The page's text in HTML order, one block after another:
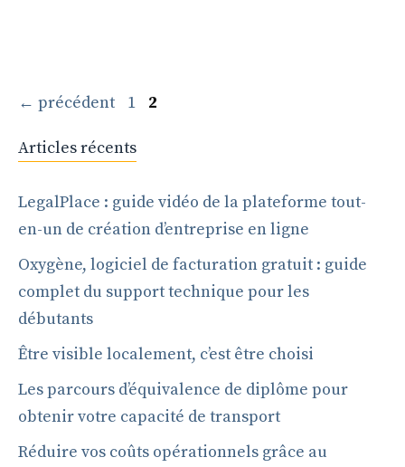
← précédent Page
1 Page
2
Articles récents
LegalPlace : guide vidéo de la plateforme tout-
en-un de création d’entreprise en ligne
Oxygène, logiciel de facturation gratuit : guide
complet du support technique pour les
débutants
Être visible localement, c’est être choisi
Les parcours d’équivalence de diplôme pour
obtenir votre capacité de transport
Réduire vos coûts opérationnels grâce au